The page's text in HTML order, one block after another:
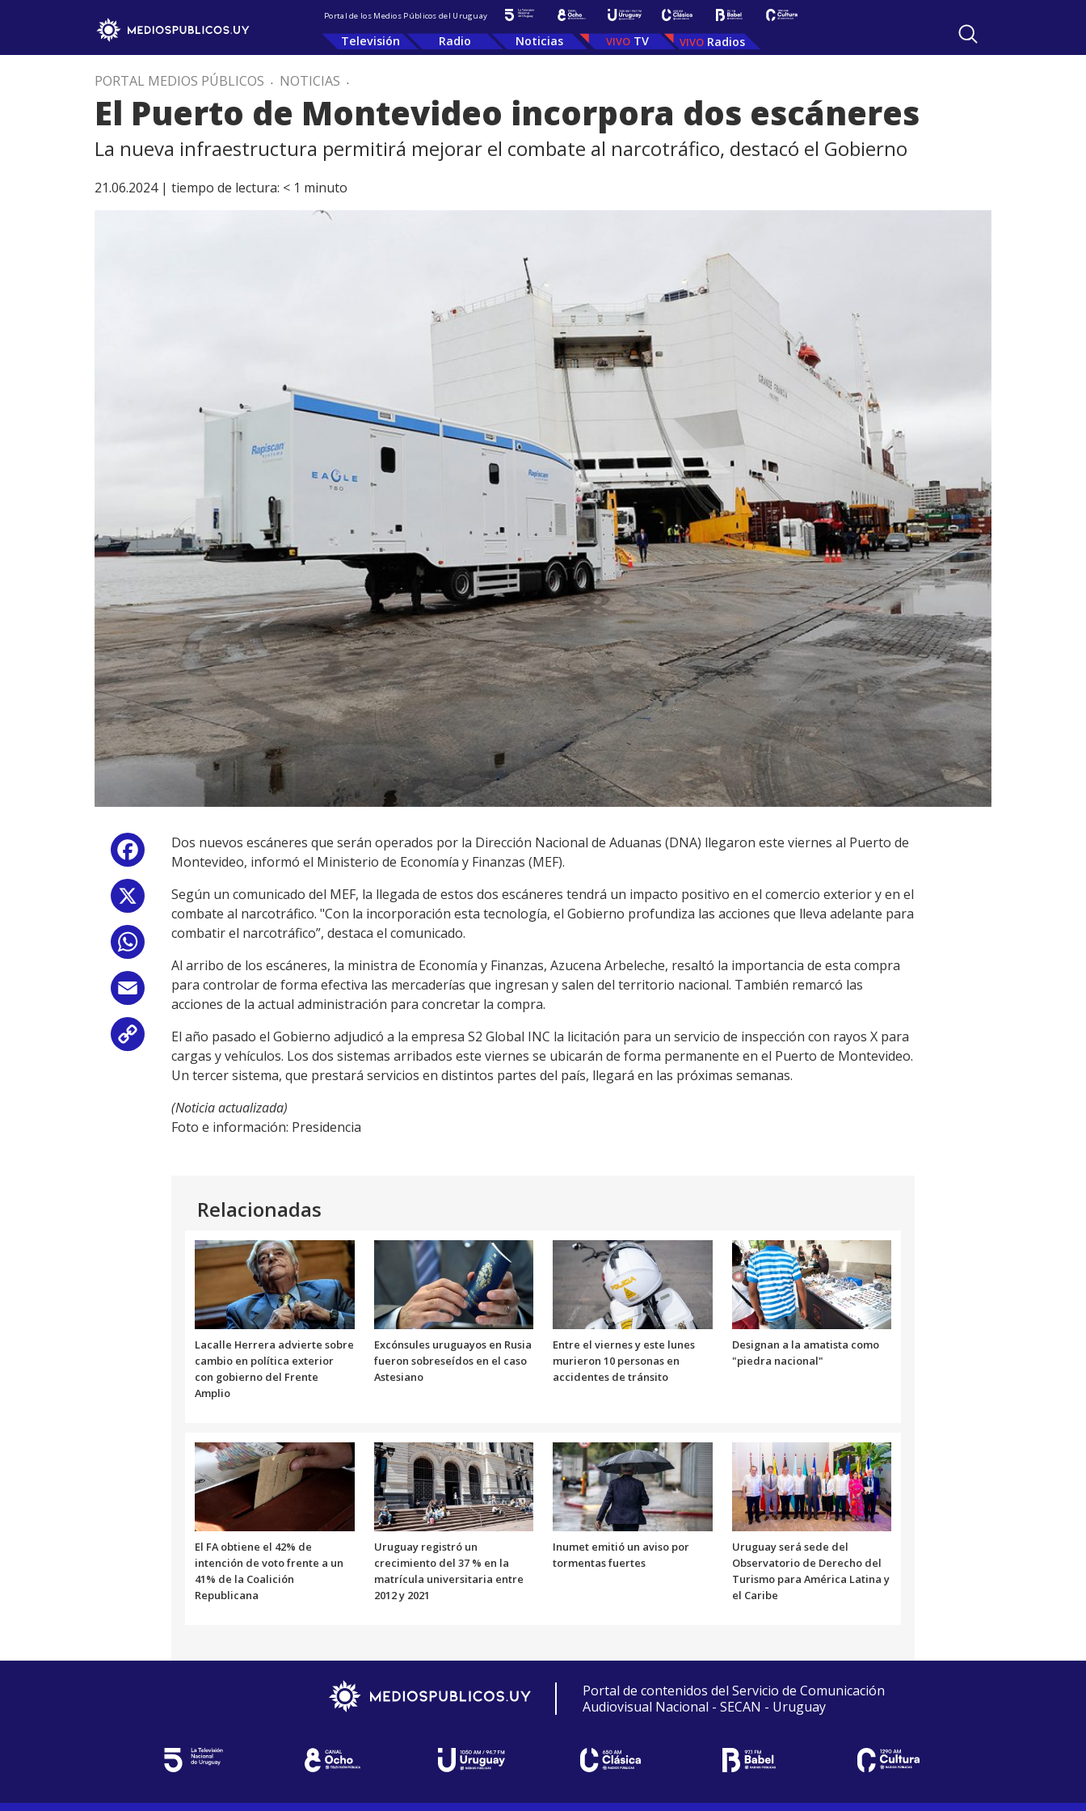
Portal de los Medios Públicos del Uruguay
Televisión Radio Noticias TV Radios
PORTAL MEDIOS PÚBLICOS . NOTICIAS .
El Puerto de Montevideo incorpora dos escáneres
La nueva infraestructura permitirá mejorar el combate al narcotráfico, destacó el Gobierno
21.06.2024 | tiempo de lectura: < 1 minuto
Facebook
Email
Copy
Link
Dos nuevos escáneres que serán operados por la Dirección Nacional de Aduanas (DNA) llegaron este viernes al Puerto de
Montevideo, informó el Ministerio de Economía y Finanzas (MEF).
Según un comunicado del MEF, la llegada de estos dos escáneres tendrá un impacto positivo en el comercio exterior y en el
combate al narcotráfico. "Con la incorporación esta tecnología, el Gobierno profundiza las acciones que lleva adelante para
combatir el narcotráfico”, destaca el comunicado.
Al arribo de los escáneres, la ministra de Economía y Finanzas, Azucena Arbeleche, resaltó la importancia de esta compra
para controlar de forma efectiva las mercaderías que ingresan y salen del territorio nacional. También remarcó las
acciones de la actual administración para concretar la compra.
El año pasado el Gobierno adjudicó a la empresa S2 Global INC la licitación para un servicio de inspección con rayos X para
cargas y vehículos. Los dos sistemas arribados este viernes se ubicarán de forma permanente en el Puerto de Montevideo.
Un tercer sistema, que prestará servicios en distintos partes del país, llegará en las próximas semanas.
(Noticia actualizada)
Foto e información: Presidencia
Relacionadas
Lacalle Herrera advierte sobre
cambio en política exterior
con gobierno del Frente
Amplio
Excónsules uruguayos en Rusia
fueron sobreseídos en el caso
Astesiano
Entre el viernes y este lunes
murieron 10 personas en
accidentes de tránsito
Designan a la amatista como
"piedra nacional"
El FA obtiene el 42% de
intención de voto frente a un
41% de la Coalición
Republicana
Uruguay registró un
crecimiento del 37 % en la
matrícula universitaria entre
2012 y 2021
Inumet emitió un aviso por
tormentas fuertes
Uruguay será sede del
Observatorio de Derecho del
Turismo para América Latina y
el Caribe
Portal de contenidos del Servicio de Comunicación
Audiovisual Nacional - SECAN - Uruguay